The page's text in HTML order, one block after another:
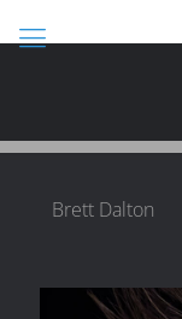
Brett Dalton